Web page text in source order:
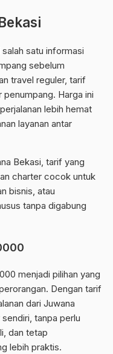
satu informasi
sebelum
travel reguler, tarif
Harga ini
lebih hemat
layanan antar
Bekasi, tarif yang
charter cocok untuk
bisnis, atau
tanpa digabung
menjadi pilihan yang
Dengan tarif
dari Juwana
tanpa perlu
dan tetap
lebih praktis.